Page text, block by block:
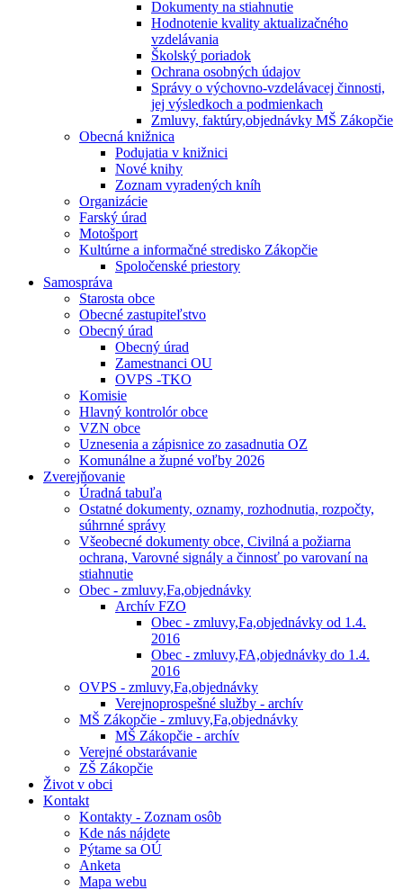
Dokumenty na stiahnutie
Hodnotenie kvality aktualizačného
vzdelávania
Školský poriadok
Ochrana osobných údajov
Správy o výchovno-vzdelávacej činnosti,
jej výsledkoch a podmienkach
Zmluvy, faktúry,objednávky MŠ Zákopčie
Obecná knižnica
Podujatia v knižnici
Nové knihy
Zoznam vyradených kníh
Organizácie
Farský úrad
Motošport
Kultúrne a informačné stredisko Zákopčie
Spoločenské priestory
Samospráva
Starosta obce
Obecné zastupiteľstvo
Obecný úrad
Obecný úrad
Zamestnanci OU
OVPS -TKO
Komisie
Hlavný kontrolór obce
VZN obce
Uznesenia a zápisnice zo zasadnutia OZ
Komunálne a župné voľby 2026
Zverejňovanie
Úradná tabuľa
Ostatné dokumenty, oznamy, rozhodnutia, rozpočty,
súhrnné správy
Všeobecné dokumenty obce, Civilná a požiarna
ochrana, Varovné signály a činnosť po varovaní na
stiahnutie
Obec - zmluvy,Fa,objednávky
Archív FZO
Obec - zmluvy,Fa,objednávky od 1.4.
2016
Obec - zmluvy,FA,objednávky do 1.4.
2016
OVPS - zmluvy,Fa,objednávky
Verejnoprospešné služby - archív
MŠ Zákopčie - zmluvy,Fa,objednávky
MŠ Zákopčie - archív
Verejné obstarávanie
ZŠ Zákopčie
Život v obci
Kontakt
Kontakty - Zoznam osôb
Kde nás nájdete
Pýtame sa OÚ
Anketa
Mapa webu